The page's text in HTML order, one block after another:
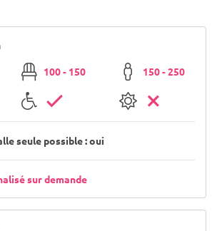
100 - 150 150 - 250
seule possible : oui
sur demande